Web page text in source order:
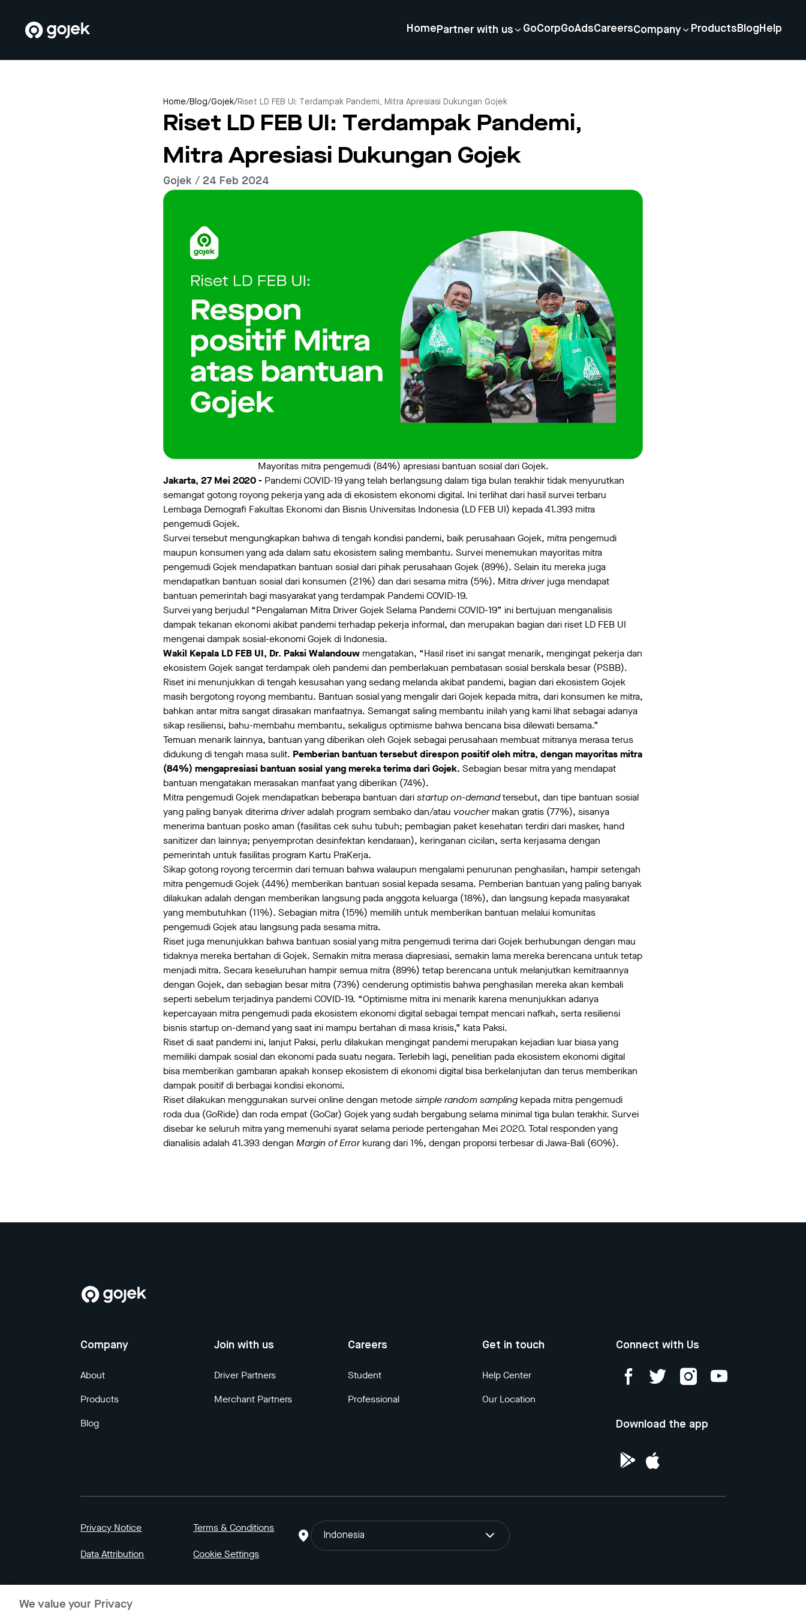
Home Partner with us GoCorpGoAdsCareersCompany Products Blog Help
Home/Blog/Gojek/Riset LD FEB UI: Terdampak Pandemi, Mitra Apresiasi Dukungan Gojek
Riset LD FEB UI: Terdampak Pandemi,
Mitra Apresiasi Dukungan Gojek
Gojek / 24 Feb 2024
Mayoritas mitra pengemudi (84%) apresiasi bantuan sosial dari Gojek.
Jakarta, 27 Mei 2020 - Pandemi COVID-19 yang telah berlangsung dalam tiga bulan terakhir tidak menyurutkan
semangat gotong royong pekerja yang ada di ekosistem ekonomi digital. Ini terlihat dari hasil survei terbaru
Lembaga Demografi Fakultas Ekonomi dan Bisnis Universitas Indonesia (LD FEB UI) kepada 41.393 mitra
pengemudi Gojek.
Survei tersebut mengungkapkan bahwa di tengah kondisi pandemi, baik perusahaan Gojek, mitra pengemudi
maupun konsumen yang ada dalam satu ekosistem saling membantu. Survei menemukan mayoritas mitra
pengemudi Gojek mendapatkan bantuan sosial dari pihak perusahaan Gojek (89%). Selain itu mereka juga
mendapatkan bantuan sosial dari konsumen (21%) dan dari sesama mitra (5%). Mitradriverjuga mendapat
bantuan pemerintah bagi masyarakat yang terdampak Pandemi COVID-19.
Survei yang berjudul “Pengalaman Mitra Driver Gojek Selama Pandemi COVID-19” ini bertujuan menganalisis
dampak tekanan ekonomi akibat pandemi terhadap pekerja informal, dan merupakan bagian dari riset LD FEB UI
mengenai dampak sosial-ekonomi Gojek di Indonesia.
Wakil Kepala LD FEB UI, Dr. Paksi Walandouw mengatakan, “Hasil riset ini sangat menarik, mengingat pekerja dan
ekosistem Gojek sangat terdampak oleh pandemi dan pemberlakuan pembatasan sosial berskala besar (PSBB).
Riset ini menunjukkan di tengah kesusahan yang sedang melanda akibat pandemi, bagian dari ekosistem Gojek
masih bergotong royong membantu. Bantuan sosial yang mengalir dari Gojek kepada mitra, dari konsumen ke mitra,
bahkan antar mitra sangat dirasakan manfaatnya. Semangat saling membantu inilah yang kami lihat sebagai adanya
sikap resiliensi, bahu-membahu membantu, sekaligus optimisme bahwa bencana bisa dilewati bersama.”
Temuan menarik lainnya, bantuan yang diberikan oleh Gojek sebagai perusahaan membuat mitranya merasa terus
didukung di tengah masa sulit. Pemberian bantuan tersebut direspon positif oleh mitra, dengan mayoritas mitra
(84%) mengapresiasi bantuan sosial yang mereka terima dari Gojek. Sebagian besar mitra yang mendapat
bantuan mengatakan merasakan manfaat yang diberikan (74%).
Mitra pengemudi Gojek mendapatkan beberapa bantuan daristartup on-demandtersebut, dan tipe bantuan sosial
yang paling banyak diterimadriveradalah program sembako dan/atau vouchermakan gratis (77%), sisanya
menerima bantuan posko aman (fasilitas cek suhu tubuh; pembagian paket kesehatan terdiri dari masker, hand
sanitizer dan lainnya; penyemprotan desinfektan kendaraan), keringanan cicilan, serta kerjasama dengan
pemerintah untuk fasilitas program Kartu PraKerja.
Sikap gotong royong tercermin dari temuan bahwa walaupun mengalami penurunan penghasilan, hampir setengah
mitra pengemudi Gojek (44%) memberikan bantuan sosial kepada sesama. Pemberian bantuan yang paling banyak
dilakukan adalah dengan memberikan langsung pada anggota keluarga (18%), dan langsung kepada masyarakat
yang membutuhkan (11%). Sebagian mitra (15%) memilih untuk memberikan bantuan melalui komunitas
pengemudi Gojek atau langsung pada sesama mitra.
Riset juga menunjukkan bahwa bantuan sosial yang mitra pengemudi terima dari Gojek berhubungan dengan mau
tidaknya mereka bertahan di Gojek. Semakin mitra merasa diapresiasi, semakin lama mereka berencana untuk tetap
menjadi mitra. Secara keseluruhan hampir semua mitra (89%) tetap berencana untuk melanjutkan kemitraannya
dengan Gojek, dan sebagian besar mitra (73%) cenderung optimistis bahwa penghasilan mereka akan kembali
seperti sebelum terjadinya pandemi COVID-19. “Optimisme mitra ini menarik karena menunjukkan adanya
kepercayaan mitra pengemudi pada ekosistem ekonomi digital sebagai tempat mencari nafkah, serta resiliensi
bisnis startup on-demand yang saat ini mampu bertahan di masa krisis,” kata Paksi.
Riset di saat pandemi ini, lanjut Paksi, perlu dilakukan mengingat pandemi merupakan kejadian luar biasa yang
memiliki dampak sosial dan ekonomi pada suatu negara. Terlebih lagi, penelitian pada ekosistem ekonomi digital
bisa memberikan gambaran apakah konsep ekosistem di ekonomi digital bisa berkelanjutan dan terus memberikan
dampak positif di berbagai kondisi ekonomi.
Riset dilakukan menggunakan survei online dengan metodesimple random sampling kepada mitra pengemudi
roda dua (GoRide) dan roda empat (GoCar) Gojek yang sudah bergabung selama minimal tiga bulan terakhir. Survei
disebar ke seluruh mitra yang memenuhi syarat selama periode pertengahan Mei 2020. Total responden yang
dianalisis adalah 41.393 dengan Margin of Errorkurang dari 1%, dengan proporsi terbesar di Jawa-Bali (60%).
Company
About
Products
Blog
Join with us
Driver Partners
Merchant Partners
Careers
Student
Professional
Get in touch
Help Center
Our Location
Connect with Us
Download the app
Privacy Notice Terms & Conditions
Data Attribution Cookie Settings
Indonesia
Indonesia.
We value your Privacy